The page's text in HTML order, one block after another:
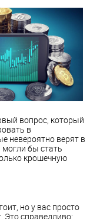
вопрос, который
в
невероятно верят в
бы стать
крошечную
но у вас просто
Это справедливо: